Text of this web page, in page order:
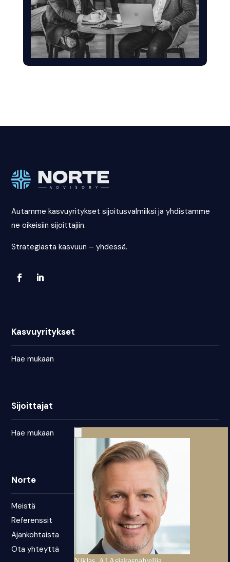
Autamme kasvuyritykset sijoitusvalmiiksi ja yhdistämme
ne oikeisiin sijoittajiin.
Strategiasta kasvuun – yhdessä.
Kasvuyritykset
Hae mukaan
Sijoittajat
Hae mukaan
Norte
Meistä
Referenssit
Ajankohtaista
Ota yhteyttä